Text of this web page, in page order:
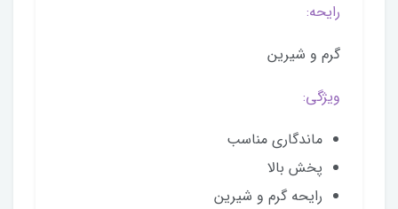
رایحه:
گرم و شیرین
ویژگی:
ماندگاری مناسب
پخش بالا
رایحه گرم و شیرین